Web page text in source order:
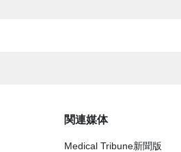
関連媒体
Medical Tribune新聞版